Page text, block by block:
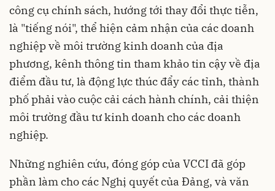
công cụ chính sách, hướng tới thay đổi thực tiễn,
là "tiếng nói", thể hiện cảm nhận của các doanh
nghiệp về môi trường kinh doanh của địa
phương, kênh thông tin tham khảo tin cậy về địa
điểm đầu tư, là động lực thúc đẩy các tỉnh, thành
phố phải vào cuộc cải cách hành chính, cải thiện
môi trường đầu tư kinh doanh cho các doanh
nghiệp.
Những nghiên cứu, đóng góp của VCCI đã góp
phần làm cho các Nghị quyết của Ðảng, và văn